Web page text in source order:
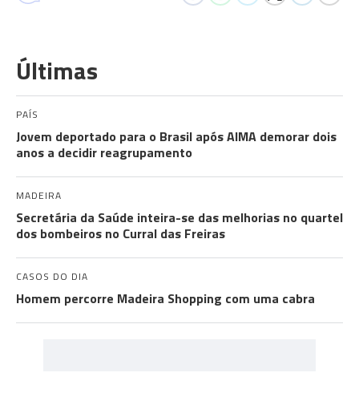
Últimas
PAÍS
Jovem deportado para o Brasil após AIMA demorar dois
anos a decidir reagrupamento
MADEIRA
Secretária da Saúde inteira-se das melhorias no quartel
dos bombeiros no Curral das Freiras
CASOS DO DIA
Homem percorre Madeira Shopping com uma cabra